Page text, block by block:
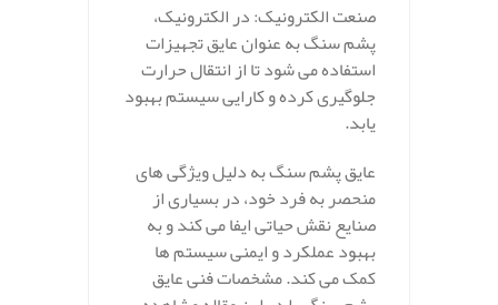
صنعت الکترونیک: در الکترونیک،
پشم سنگ به عنوان عایق تجهیزات
استفاده می‌ شود تا از انتقال حرارت
جلوگیری کرده و کارایی سیستم بهبود
یابد.
عایق پشم سنگ به دلیل ویژگی‌ های
منحصر به فرد خود، در بسیاری از
صنایع نقش حیاتی ایفا می‌ کند و به
بهبود عملکرد و ایمنی سیستم‌ ها
کمک می‌ کند. مشخصات فنی عایق